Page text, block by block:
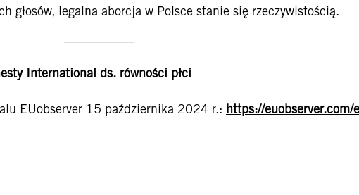
głosów, legalna aborcja w Polsce stanie się rzeczywistością.
International ds. równości płci
EUobserver 15 października 2024 r.: https://euobserver.com/